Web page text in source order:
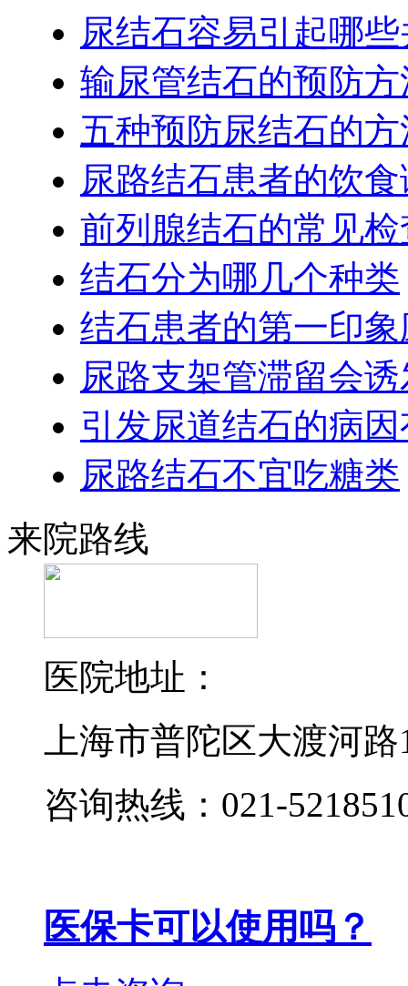
尿结石容易引起哪
输尿管结石的预防方
五种预防尿结石的方
尿路结石患者的饮
前列腺结石的常见
结石分为哪几个种类
结石患者的第一印
尿路支架管滞留会
引发尿道结石的病
尿路结石不宜吃糖类
来院路线
医院地址：
上海市普陀区大渡河
咨询热线：021-
医保卡可以使用吗？